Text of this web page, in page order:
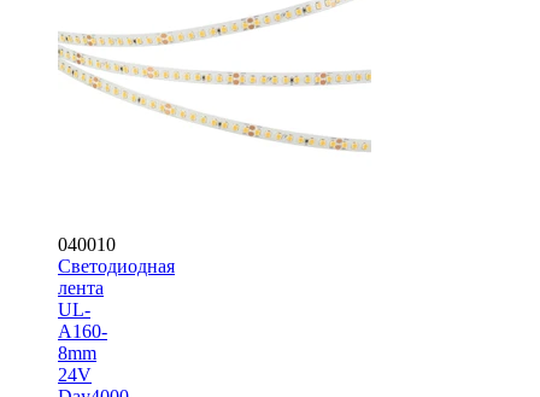
040010
Светодиодная
лента
UL-
A160-
8mm
24V